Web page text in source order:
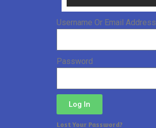
Username Or Email Address
Password
Log In
Lost Your Password?